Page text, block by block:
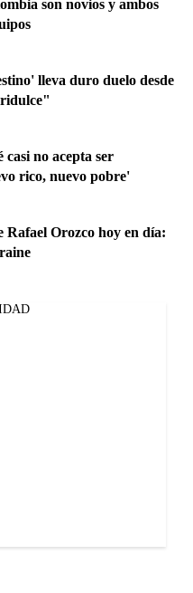
son novios y ambos
lleva duro duelo desde
no acepta ser
rico, nuevo pobre'
Rafael Orozco hoy en día: